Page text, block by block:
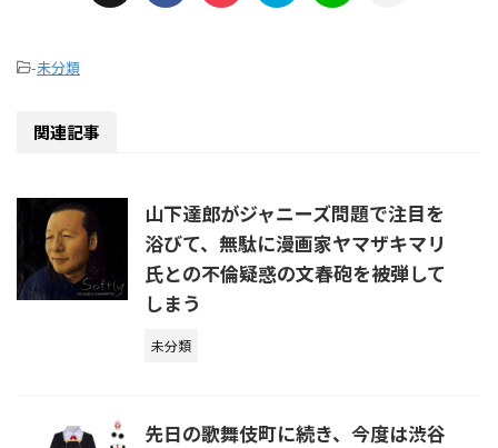
-未分類
関連記事
山下達郎がジャニーズ問題で注目を
浴びて、無駄に漫画家ヤマザキマリ
氏との不倫疑惑の文春砲を被弾して
しまう
未分類
先日の歌舞伎町に続き、今度は渋谷